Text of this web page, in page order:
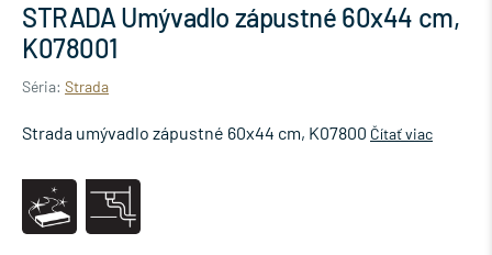
STRADA Umývadlo zápustné 60x44 cm,
K078001
Séria: Strada
Strada umývadlo zápustné 60x44 cm, K07800 Čítať viac